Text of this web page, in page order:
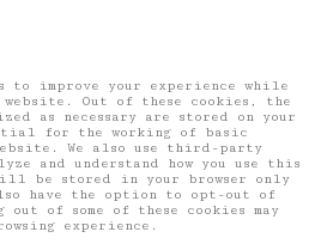
to improve your experience while
website. Out of these cookies, the
as necessary are stored on your
for the working of basic
We also use third-party
and understand how you use this
be stored in your browser only
have the option to opt-out of
of some of these cookies may
experience.